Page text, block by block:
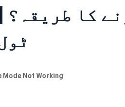
کا طریقہ؟
Mode Not Working